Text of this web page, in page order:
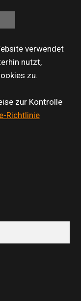
verwendet
nutzt,
zu.
zur Kontrolle
Richtlinie